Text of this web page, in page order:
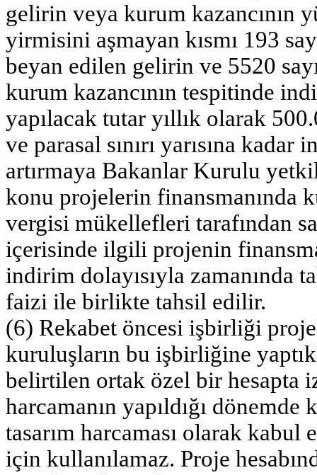
gelirin veya kurum kazancının
yirmisini aşmayan kısmı 193
beyan edilen gelirin ve 5520
kurum kazancının tespitinde
yapılacak tutar yıllık olarak
ve parasal sınırı yarısına
artırmaya Bakanlar Kurulu
konu projelerin finansmanında
vergisi mükellefleri tarafından
içerisinde ilgili projenin
indirim dolayısıyla zamanında
faizi ile birlikte tahsil edilir.
(6) Rekabet öncesi işbirliği
kuruluşların bu işbirliğine
belirtilen ortak özel bir hesapta
harcamanın yapıldığı
tasarım harcaması olarak kabul
için kullanılamaz. Proje